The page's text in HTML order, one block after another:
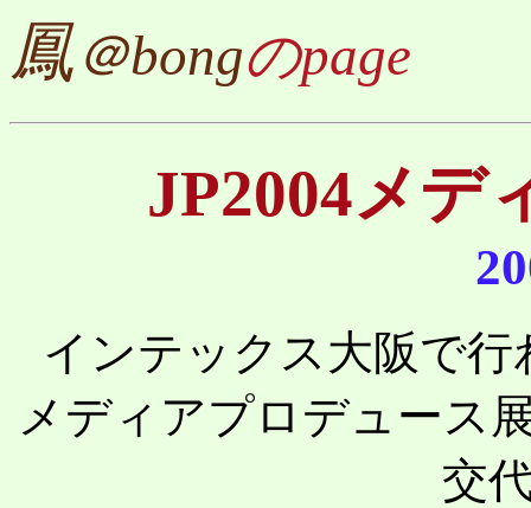
鳳＠bongのpage
JP2004メデ
インテックス大阪で行
メディアプロデュース
交